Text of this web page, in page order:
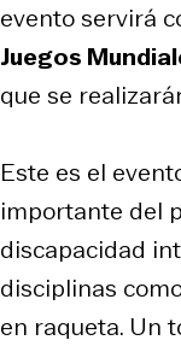
evento servirá
Juegos
que se
Este es el
importante del
discapacidad
disciplinas
en raqueta. Un